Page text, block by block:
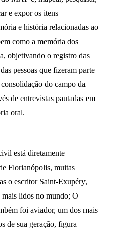
e expor os itens
e história relacionadas ao
como a memória dos
objetivando o registro das
pessoas que fizeram parte
do campo da
de entrevistas pautadas em
oral.
está diretamente
Florianópolis, muitas
o escritor Saint-Exupéry,
lidos no mundo; O
foi aviador, um dos mais
de sua geração, figura